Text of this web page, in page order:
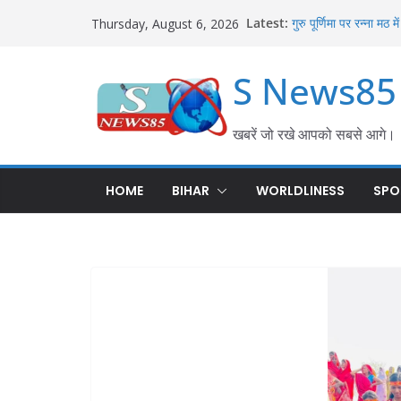
Thursday, August 6, 2026 Latest: गुरु पूर्णिमा पर रन्ना मठ
सुरक्षा की मांग को लेकर
शिवाजीनगर में
शिवाजीनगर में विदाई सह
शिवाजीनगर को मिले नए
योजनाओं की समीक्षा कर
S News85
खबरें जो रखे आपको सबसे आगे।
HOME BIHAR WORLDLINESS